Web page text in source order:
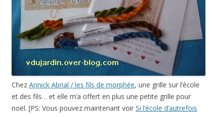
Chez Annick Abrial / les fils de morphée, une grille sur l’école
et des fils… et elle m’a offert en plus une petite grille pour
noël. [PS: Vous pouvez maintenant voir Si l’école d’autrefois